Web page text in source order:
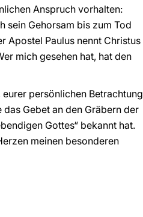
Anspruch vorhalten:
sein Gehorsam bis zum Tod
Apostel Paulus nennt Christus
mich gesehen hat, hat den
persönlichen Betrachtung
Gebet an den Gräbern der
Gottes“ bekannt hat.
meinen besonderen